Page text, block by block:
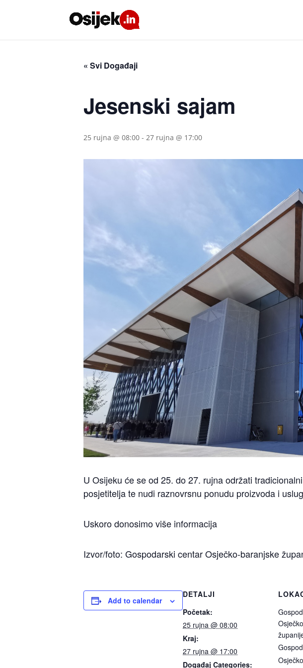
« Svi Događaji
Jesenski sajam
25 rujna @ 08:00 - 27 rujna @ 17:00
U Osijeku će se od 25. do 27. rujna održati
posjetitelja te nudi raznovrsnu ponudu proizvoda i
Uskoro donosimo više informacija
Izvor/foto: Gospodarski centar Osječko-baranjske
Add to calendar
DETALJI
Početak:
25 rujna @ 08:00
Kraj:
27 rujna @ 17:00
Događaj Categories: